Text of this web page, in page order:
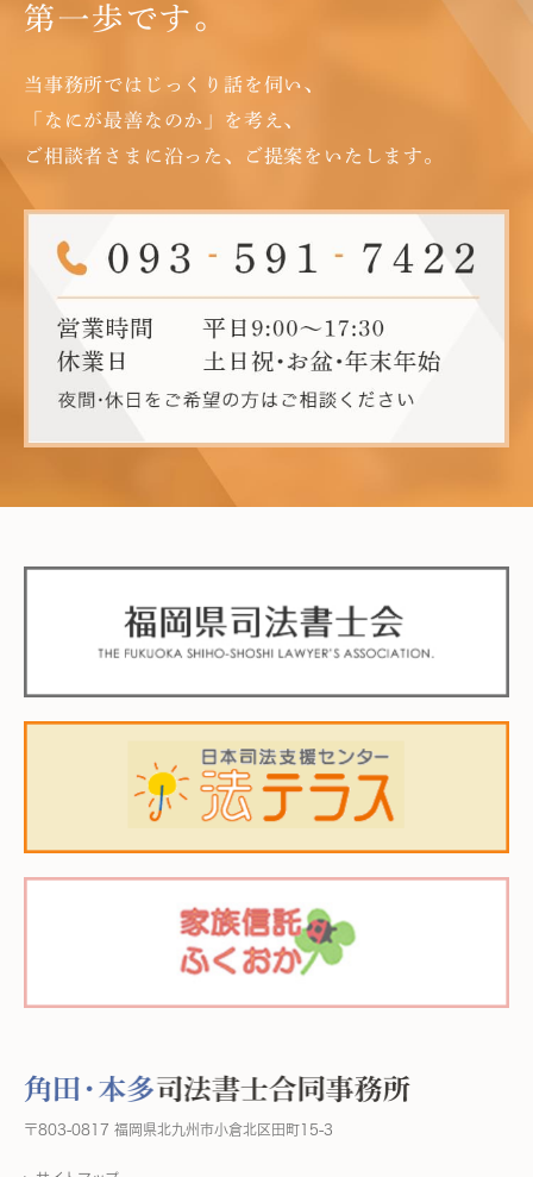
第一歩です。
当事務所ではじっくり話を伺い、
「なにが最善なのか」を考え、
ご相談者さまに沿った、ご提案をいたします。
〒803-0817 福岡県北九州市小倉北区田町15-3